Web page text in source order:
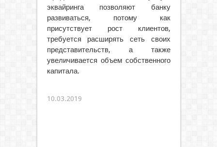
эквайринга позволяют банку
развиваться, потому как
присутствует рост клиентов,
требуется расширять сеть своих
представительств, а также
увеличивается объем собственного
капитала.
10.03.2019